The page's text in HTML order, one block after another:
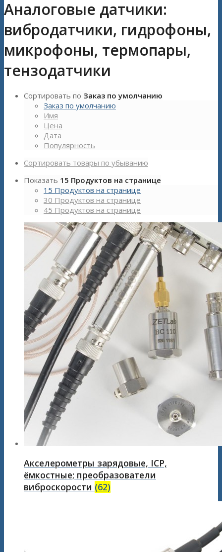
Аналоговые датчики:
вибродатчики, гидрофоны,
микрофоны, термопары,
тензодатчики
Сортировать по Заказ по умолчанию
Заказ по умолчанию
Имя
Цена
Дата
Популярность
Сортировать товары по убыванию
Показать 15 Продуктов на странице
15 Продуктов на странице
30 Продуктов на странице
45 Продуктов на странице
Акселерометры зарядовые, ICP,
ёмкостные; преобразователи
виброскорости (62)